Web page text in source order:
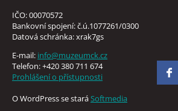
IČO: 00070572
Bankovní spojení: č.ú.1077261/0300
Datová schránka: xrak7gs
E-mail: info@muzeumck.cz
Telefon: +420 380 711 674
Prohlášení o přístupnosti
O WordPress se staráSoftmedia